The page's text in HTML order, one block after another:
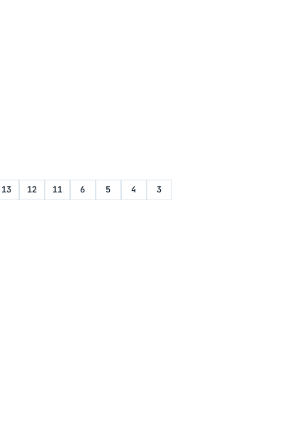
13 12 11 6 5 4 3